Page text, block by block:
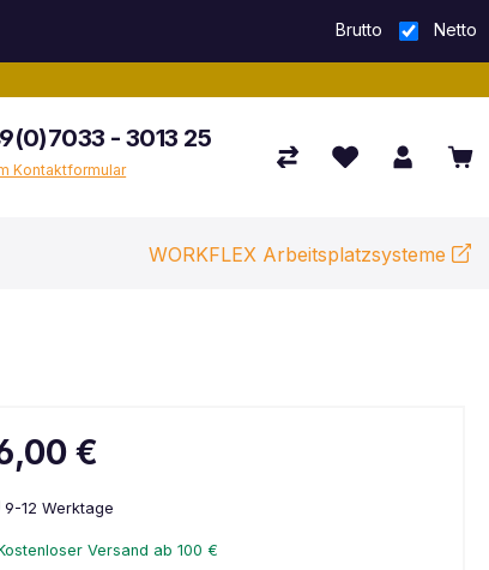
Brutto Netto
- 3013 25
Kontaktformular
WORKFLEX Arbeitsplatzsysteme
€
9-12 Werktage
Versand ab 100 €